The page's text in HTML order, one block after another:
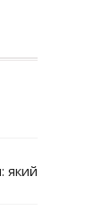
який